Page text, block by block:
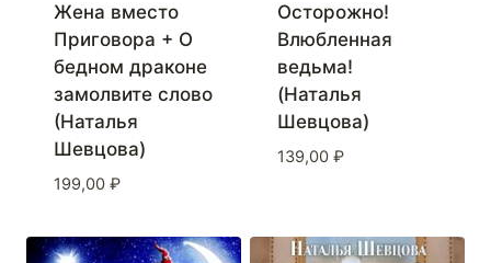
Жена вместо
Приговора + О
бедном драконе
замолвите слово
(Наталья
Шевцова)
199,00 ₽
Осторожно!
Влюбленная
ведьма!
(Наталья
Шевцова)
139,00 ₽